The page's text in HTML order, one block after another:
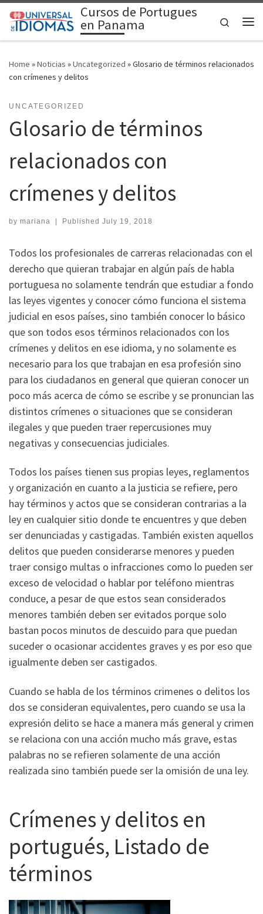
Skip to content Cursos de Portugues
en Panama
Search
Home »Noticias »Uncategorized »Glosario de términos relacionados
con crímenes y delitos
UNCATEGORIZED
Glosario de términos
relacionados con
crímenes y delitos
by mariana Published July 19, 2018
Todos los profesionales de carreras relacionadas con el
derecho que quieran trabajar en algún país de habla
portuguesa no solamente tendrán que estudiar a fondo
las leyes vigentes y conocer cómo funciona el sistema
judicial en esos países, sino también conocer lo básico
que son todos esos términos relacionados con los
crímenes y delitos en ese idioma, y no solamente es
necesario para los que trabajan en esa profesión sino
para los ciudadanos en general que quieran conocer un
poco más acerca de cómo se escribe y se pronuncian las
distintos crímenes o situaciones que se consideran
ilegales y que pueden traer repercusiones muy
negativas y consecuencias judiciales.
Todos los países tienen sus propias leyes, reglamentos
y organización en cuanto a la justicia se refiere, pero
hay términos y actos que se consideran contrarias a la
ley en cualquier sitio donde te encuentres y que deben
ser denunciadas y castigadas. También existen aquellos
delitos que pueden considerarse menores y pueden
traer consigo multas o infracciones como lo pueden ser
exceso de velocidad o hablar por teléfono mientras
conduce, a pesar de que estos sean considerados
menores también deben ser evitados porque solo
bastan pocos minutos de descuido para que puedan
suceder o ocasionar accidentes graves y es por eso que
igualmente deben ser castigados.
Cuando se habla de los términos crimenes o delitos los
dos se consideran equivalentes, pero cuando se usa la
expresión delito se hace a manera más general y crimen
se relaciona con una acción mucho más grave, estas
palabras no se refieren solamente de una acción
realizada sino también puede ser la omisión de una ley.
Crímenes y delitos en
portugués, Listado de
términos